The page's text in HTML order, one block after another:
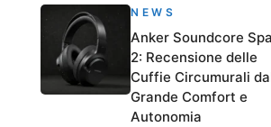
NEWS
Anker Soundcore
2: Recensione delle
Cuffie Circumurali
Grande Comfort e
Autonomia